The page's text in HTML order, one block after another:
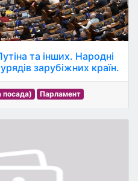
та інших. Народні
зарубіжних країн.
посада) Парламент